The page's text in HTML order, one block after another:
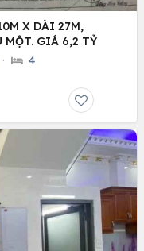
X DÀI 27M,
MỘT. GIÁ 6,2 TỶ
· 4